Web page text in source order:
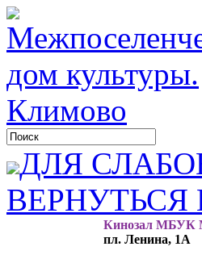
ДЛЯ
Кинозал
пл. Ленина, 1А